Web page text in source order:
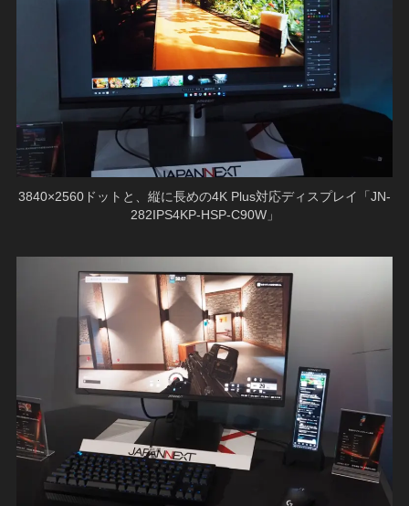
3840×2560ドットと、縦に長めの4K Plus対応ディスプレイ「JN-
282IPS4KP-HSP-C90W」